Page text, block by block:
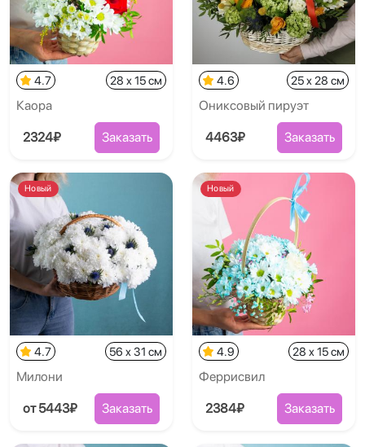
4.7 28 x 15 см
Каора
2324₽ Заказать
4.6 25 x 28 см
Ониксовый пируэт
4463₽ Заказать
Новый
4.7 56 x 31 см
Милони
от 5443₽ Заказать
Новый
4.9 28 x 15 см
Феррисвил
2384₽ Заказать